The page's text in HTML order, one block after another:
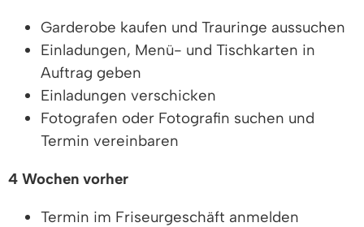
Garderobe kaufen und Trauringe aussuchen
Einladungen, Menü- und Tischkarten in
Auftrag geben
Einladungen verschicken
Fotografen oder Fotografin suchen und
Termin vereinbaren
4 Wochen vorher
Termin im Friseurgeschäft anmelden